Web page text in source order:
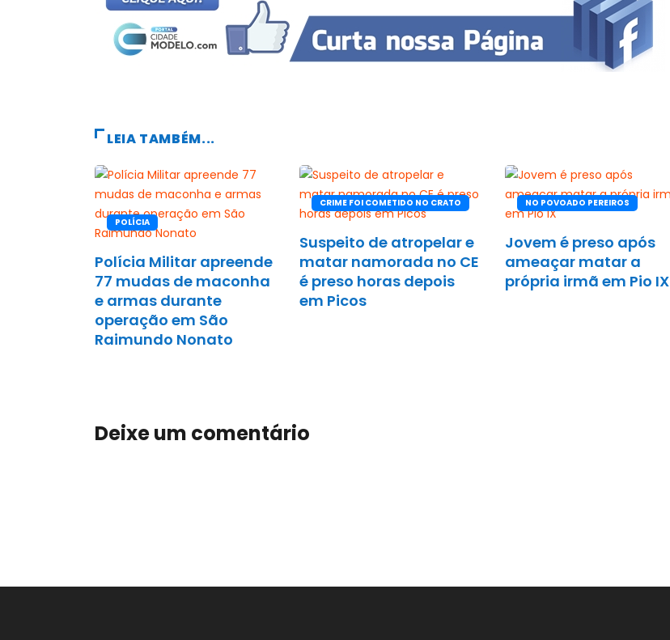
LEIA TAMBÉM...
POLÍCIA
Polícia Militar apreende
77 mudas de maconha
e armas durante
operação em São
Raimundo Nonato
CRIME FOI COMETIDO NO CRATO
Suspeito de atropelar e
matar namorada no CE
é preso horas depois
em Picos
NO POVOADO PEREIROS
Jovem é preso após
ameaçar matar a
própria irmã em Pio IX
Deixe um comentário